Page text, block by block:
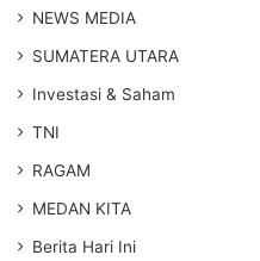
NEWS MEDIA
SUMATERA UTARA
Investasi & Saham
TNI
RAGAM
MEDAN KITA
Berita Hari Ini